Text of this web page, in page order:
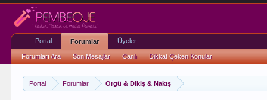
Portal Forumlar Örgü & Dikiş & Nakış
Portal Forumlar
Forumları Ara Son Mesajlar Canlı Dikkat Çeken Konular
Üyeler